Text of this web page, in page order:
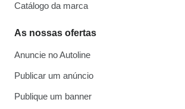
Catálogo da marca
As nossas ofertas
Anuncie no Autoline
Publicar um anúncio
Publique um banner